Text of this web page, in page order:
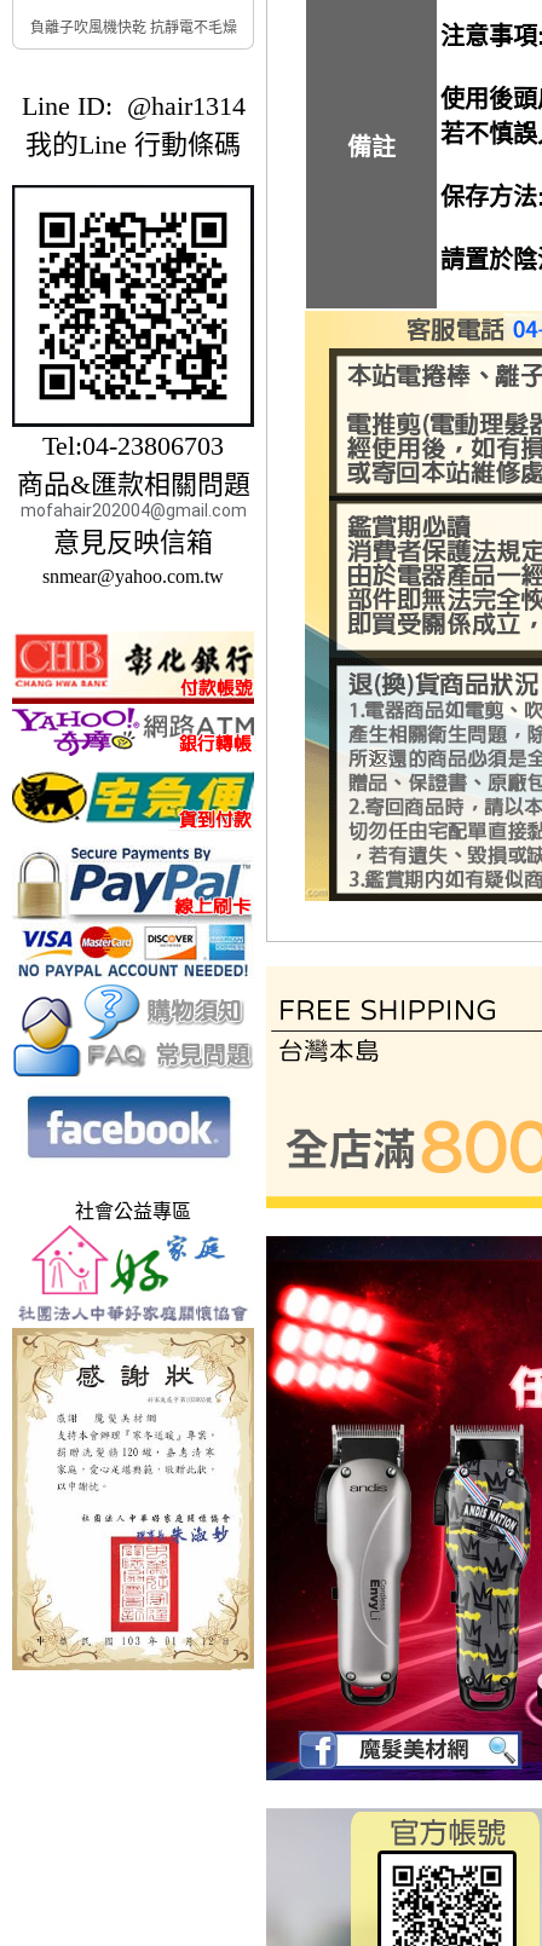
負離子吹風機快乾 抗靜電不毛燥
Line ID: @hair1314
我的Line 行動條碼
Tel:04-23806703
商品&匯款相關問題
mofahair202004@gmail.com
意見反映信箱
snmear@yahoo.com.tw
社會公益專區
備註
注意事
使用後
若不慎
保存方
請置於